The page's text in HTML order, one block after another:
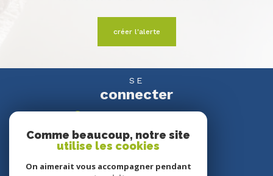
créer l'alerte
SE
connecter
espace propriétaire
NOUS
Comme beaucoup, notre site
utilise les cookies
On aimerait vous accompagner pendant